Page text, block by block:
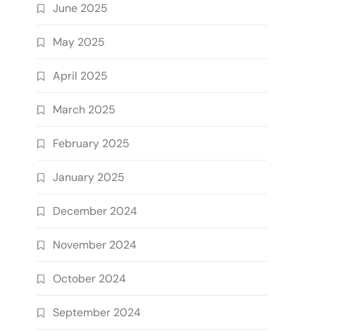
June 2025
May 2025
April 2025
March 2025
February 2025
January 2025
December 2024
November 2024
October 2024
September 2024